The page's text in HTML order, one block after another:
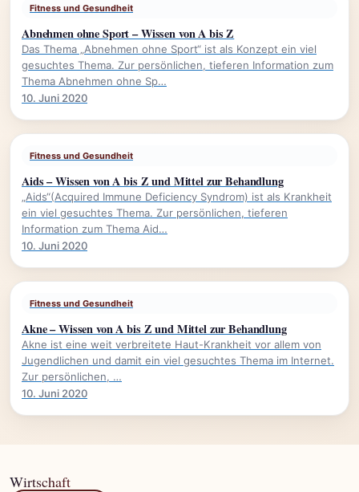
Fitness und Gesundheit
Abnehmen ohne Sport – Wissen von A bis Z
Das Thema „Abnehmen ohne Sport“ ist als Konzept ein viel
gesuchtes Thema. Zur persönlichen, tieferen Information zum
Thema Abnehmen ohne Sp…
10. Juni 2020
Fitness und Gesundheit
Aids – Wissen von A bis Z und Mittel zur Behandlung
„Aids“(Acquired Immune Deficiency Syndrom) ist als Krankheit
ein viel gesuchtes Thema. Zur persönlichen, tieferen
Information zum Thema Aid…
10. Juni 2020
Fitness und Gesundheit
Akne – Wissen von A bis Z und Mittel zur Behandlung
Akne ist eine weit verbreitete Haut-Krankheit vor allem von
Jugendlichen und damit ein viel gesuchtes Thema im Internet.
Zur persönlichen, …
10. Juni 2020
Wirtschaft